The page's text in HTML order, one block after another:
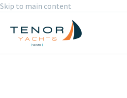
Skip to main content